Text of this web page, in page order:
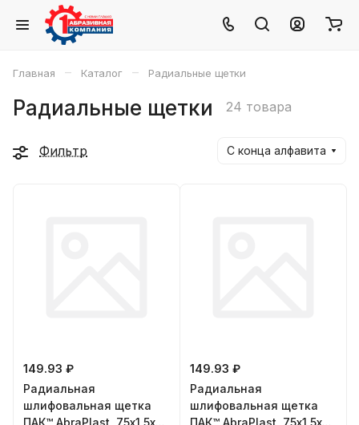
Главная – Каталог – Радиальные щетки
Радиальные щетки 24 товара
Фильтр С конца алфавита
149.93 ₽
Радиальная
шлифовальная щетка
ПАК™ AbraPlast, 75х1,5х9
149.93 ₽
Радиальная
шлифовальная щетка
ПАК™ AbraPlast, 75х1,5х9